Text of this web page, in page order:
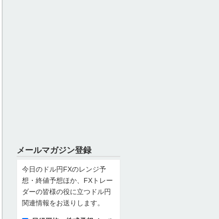
メールマガジン登録
今日のドル円FXのレンジ予
想・終値予想ほか、FXトレー
ダーの皆様の役に立つドル円
関連情報をお送りします。